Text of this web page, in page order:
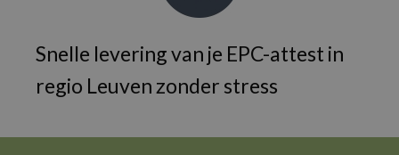
Snelle levering van je EPC-attest in
regio Leuven zonder stress